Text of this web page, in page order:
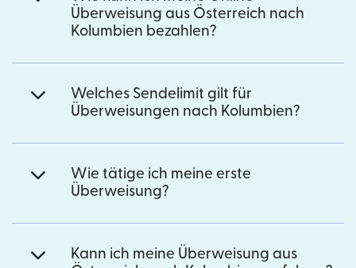
Überweisung aus Österreich nach
Kolumbien bezahlen?
Welches Sendelimit gilt für
Überweisungen nach Kolumbien?
Wie tätige ich meine erste
Überweisung?
Kann ich meine Überweisung aus